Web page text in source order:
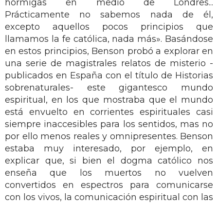
hormigas en medio de Londres...
Prácticamente no sabemos nada de él,
excepto aquellos pocos principios que
llamamos la fe católica, nada más». Basándose
en estos principios, Benson probó a explorar en
una serie de magistrales relatos de misterio -
publicados en España con el título de Historias
sobrenaturales- este gigantesco mundo
espiritual, en los que mostraba que el mundo
está envuelto en corrientes espirituales casi
siempre inaccesibles para los sentidos, mas no
por ello menos reales y omnipresentes. Benson
estaba muy interesado, por ejemplo, en
explicar que, si bien el dogma católico nos
enseña que los muertos no vuelven
convertidos en espectros para comunicarse
con los vivos, la comunicación espiritual con las